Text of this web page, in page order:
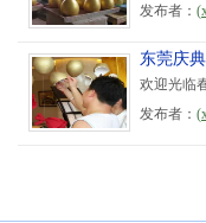
发布者： (
东莞庆
欢迎光临
发布者： (